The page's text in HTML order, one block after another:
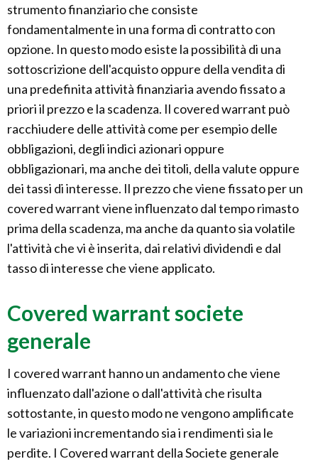
strumento finanziario che consiste
fondamentalmente in una forma di contratto con
opzione. In questo modo esiste la possibilità di una
sottoscrizione dell'acquisto oppure della vendita di
una predefinita attività finanziaria avendo fissato a
priori il prezzo e la scadenza. Il covered warrant può
racchiudere delle attività come per esempio delle
obbligazioni, degli indici azionari oppure
obbligazionari, ma anche dei titoli, della valute oppure
dei tassi di interesse. Il prezzo che viene fissato per un
covered warrant viene influenzato dal tempo rimasto
prima della scadenza, ma anche da quanto sia volatile
l'attività che vi è inserita, dai relativi dividendi e dal
tasso di interesse che viene applicato.
Covered warrant societe
generale
I covered warrant hanno un andamento che viene
influenzato dall'azione o dall'attività che risulta
sottostante, in questo modo ne vengono amplificate
le variazioni incrementando sia i rendimenti sia le
perdite. I Covered warrant della Societe generale